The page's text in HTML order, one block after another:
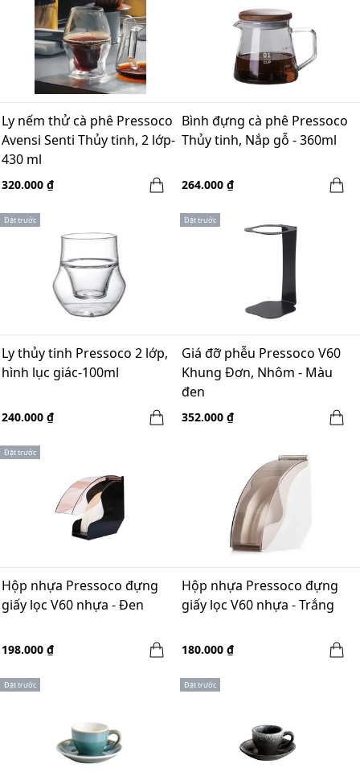
Ly nếm thử cà phê Pressoco
Avensi Senti Thủy tinh, 2 lớp-
430 ml
320.000 ₫
Bình đựng cà phê Pressoco
Thủy tinh, Nắp gỗ - 360ml
264.000 ₫
Đặt trước
Ly thủy tinh Pressoco 2 lớp,
hình lục giác-100ml
240.000 ₫
Đặt trước
Giá đỡ phễu Pressoco V60
Khung Đơn, Nhôm - Màu
đen
352.000 ₫
Đặt trước
Hộp nhựa Pressoco đựng
giấy lọc V60 nhựa - Đen
198.000 ₫
Hộp nhựa Pressoco đựng
giấy lọc V60 nhựa - Trắng
180.000 ₫
Đặt trước Đặt trước